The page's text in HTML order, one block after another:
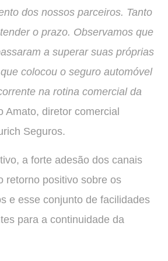
dos nossos parceiros. Tanto
o prazo. Observamos que
a superar suas próprias
colocou o seguro automóvel
na rotina comercial da
Amato, diretor comercial
Seguros.
a forte adesão dos canais
retorno positivo sobre os
e esse conjunto de facilidades
para a continuidade da